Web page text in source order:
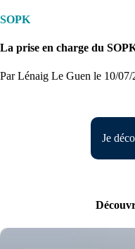
SOPK
La prise en charge du
Par Lénaig Le Guen le 10/07/
Je